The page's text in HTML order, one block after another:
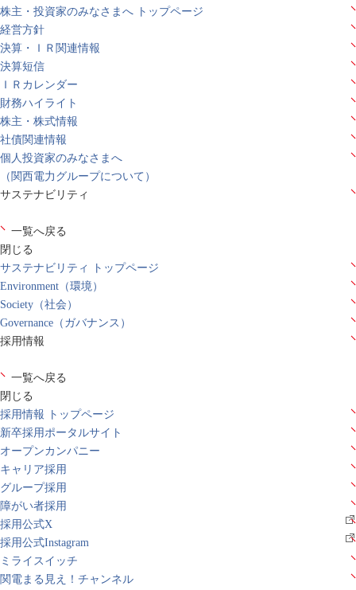
株主・投資家のみなさまへ トップページ
経営方針
決算・ＩＲ関連情報
決算短信
ＩＲカレンダー
財務ハイライト
株主・株式情報
社債関連情報
個人投資家のみなさまへ
（関西電力グループについて）
サステナビリティ
一覧へ戻る
閉じる
サステナビリティ トップページ
Environment（環境）
Society（社会）
Governance（ガバナンス）
採用情報
一覧へ戻る
閉じる
採用情報 トップページ
新卒採用ポータルサイト
オープンカンパニー
キャリア採用
グループ採用
障がい者採用
採用公式X
採用公式Instagram
ミライスイッチ
関電まる見え！チャンネル